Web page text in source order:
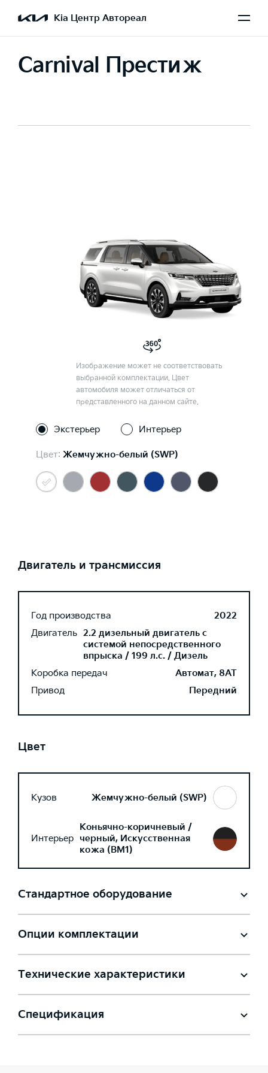
Kia Центр Автореал
Carnival Престиж
Изображение может не соответствовать
выбранной комплектации. Цвет
автомобиля может отличаться от
представленного на данном сайте.
Экстерьер Интерьер
Цвет: Жемчужно-белый (SWP)
Двигатель и трансмиссия
Год производства
2022
Двигатель 2.2 дизельный двигатель с
системой непосредственного
впрыска / 199 л.с. / Дизель
Коробка передач
Автомат, 8AT
Привод
Передний
Цвет
Кузов Жемчужно-белый (SWP)
Интерьер
Коньячно-коричневый /
черный, Искусственная
кожа (BM1)
Стандартное оборудование
Опции комплектации
Технические характеристики
Спецификация